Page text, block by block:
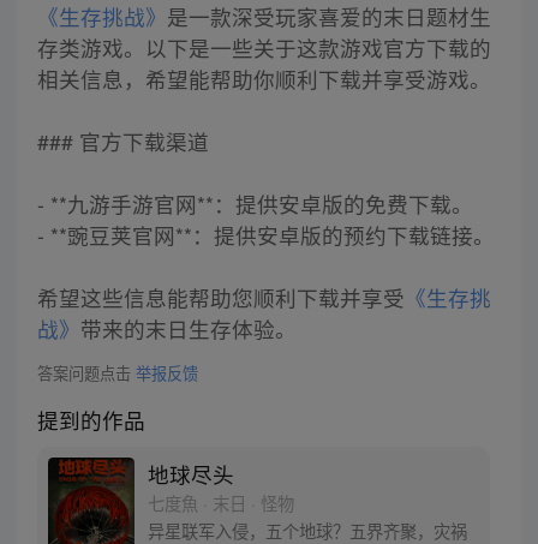
《生存挑战》 是一款深受玩家喜爱的末日题材生
存类游戏。以下是一些关于这款游戏官方下载的
相关信息，希望能帮助你顺利下载并享受游戏。
### 官方下载渠道
- **九游手游官网**：提供安卓版的免费下载。
- **豌豆荚官网**：提供安卓版的预约下载链接。
希望这些信息能帮助您顺利下载并享受 《生存挑
战》 带来的末日生存体验。
答案问题点击 举报反馈
提到的作品
地球尽头
七度魚 · 末日 · 怪物
异星联军入侵，五个地球？五界齐聚，灾祸